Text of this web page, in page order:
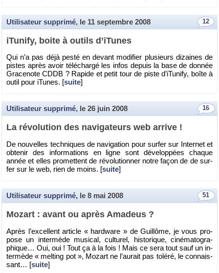
12
Utilisateur supprimé, le 11 septembre 2008
iTu­nify, boite à ou­tils d’iTunes
Qui n’a pas déjà pesté en de­vant mo­di­fier plu­sieurs di­zaines de
pistes après avoir té­lé­chargé les infos de­puis la base de don­née
Gra­ce­note CDDB ? Ra­pide et petit tour de piste d’iTu­nify, boîte à
outil pour iTunes. [suite]
16
Utilisateur supprimé, le 26 juin 2008
La ré­vo­lu­tion des na­vi­ga­teurs web ar­rive !
De nou­velles tech­niques de na­vi­ga­tion pour sur­fer sur In­ter­net et
ob­te­nir des in­for­ma­tions en ligne sont dé­ve­lop­pées chaque
année et elles pro­mettent de ré­vo­lu­tion­ner notre façon de de sur­
fer sur le web, rien de moins. [suite]
51
Utilisateur supprimé, le 8 mai 2008
Mo­zart : avant ou après Ama­deus ?
Après l’ex­cellent ar­ticle « hard­ware » de Guillôme, je vous pro­
pose un in­ter­mède mu­si­cal, cultu­rel, his­to­rique, ci­né­ma­to­gra­
phique… Oui, oui ! Tout ça à la fois ! Mais ce sera tout sauf un in­
ter­mède « mel­ting pot », Mo­zart ne l’au­rait pas to­léré, le connais­
sant… [suite]